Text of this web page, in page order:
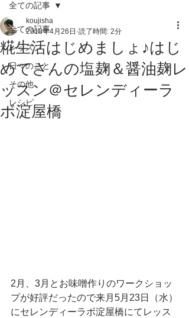
全ての記事
レッスン
日々のこと
その他
レシピ
全ての記事
糀生活はじめましょ♪はじ
めてさんの塩麹＆醤油麹レ
ッスン＠セレンディーラ
ボ淀屋橋
koujisha
2018年4月26日 読了時間: 2分
2月、3月とお味噌作りのワークショッ
プが好評だったので来月5月23日（水）
にセレンディーラボ淀屋橋にてレッス